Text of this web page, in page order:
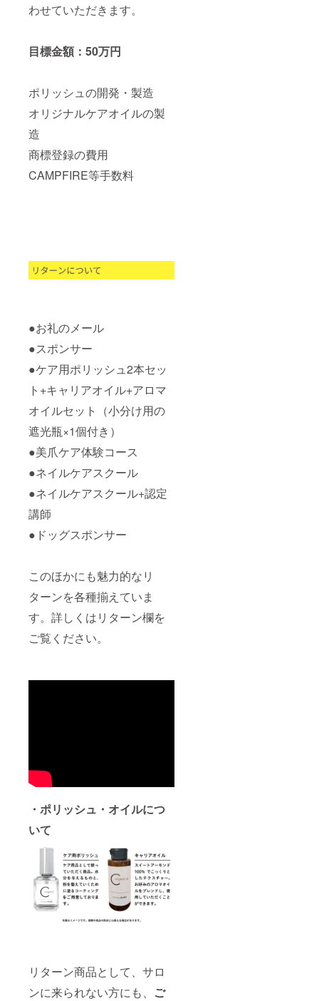
わせていただきます。
目標金額：50万円
ポリッシュの開発・製造
オリジナルケアオイルの製
造
商標登録の費用
CAMPFIRE等手数料
●お礼のメール
●スポンサー
●ケア用ポリッシュ2本セッ
ト+キャリアオイル+アロマ
オイルセット（小分け用の
遮光瓶×1個付き）
●美爪ケア体験コース
●ネイルケアスクール
●ネイルケアスクール+認定
講師
●ドッグスポンサー
このほかにも魅力的なリ
ターンを各種揃えていま
す。詳しくはリターン欄を
ご覧ください。
・ポリッシュ・オイルにつ
いて
リターン商品として、サロ
ンに来られない方にも、 ご